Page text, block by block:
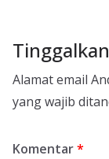
Alamat email
yang wajib
Komentar*